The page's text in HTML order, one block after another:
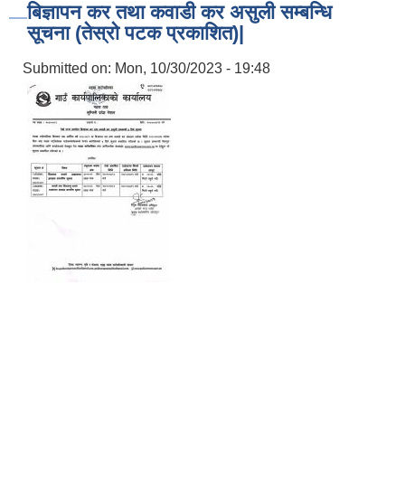
बिज्ञापन कर तथा कवाडी कर असुली सम्बन्धि
सूचना (तेस्रो पटक प्रकाशित)|
Submitted on: Mon, 10/30/2023 - 19:48